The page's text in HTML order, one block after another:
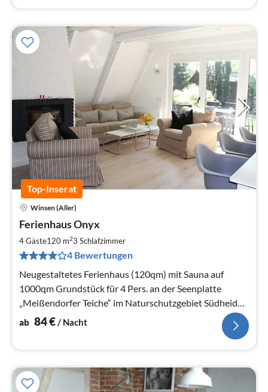
Top-Inserat
Winsen (Aller)
Ferienhaus Onyx
4 Gäste120 m23 Schlafzimmer
4 Bewertungen
Neugestaltetes Ferienhaus (120qm) mit Sauna auf
1000qm Grundstück für 4 Pers. an der Seenplatte
„Meißendorfer Teiche“ im Naturschutzgebiet Südheide
für ruhigen oder aktiven Urlaub.
ab 84€/ Nacht